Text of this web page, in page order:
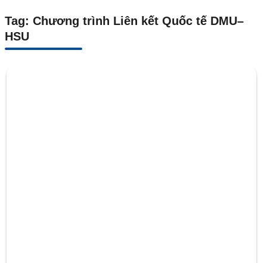
Tag: Chương trình Liên kết Quốc tế DMU–
HSU